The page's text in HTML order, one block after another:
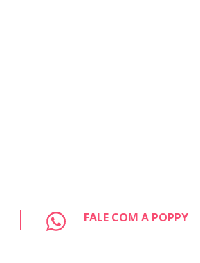
FALE COM A POPPY